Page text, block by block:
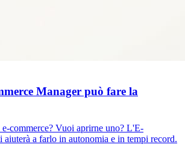
Manager può fare la
commerce? Vuoi aprirne uno? L'E-
aiuterà a farlo in autonomia e in tempi record.